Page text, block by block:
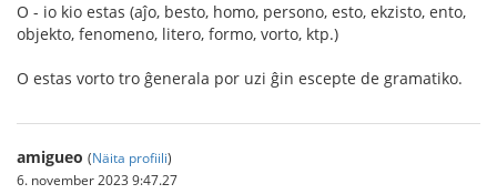
O - io kio estas (aĵo, besto, homo, persono, esto, ekzisto, ento,
objekto, fenomeno, litero, formo, vorto, ktp.)
O estas vorto tro ĝenerala por uzi ĝin escepte de gramatiko.
amigueo (Näita profiili)
6. november 2023 9:47.27